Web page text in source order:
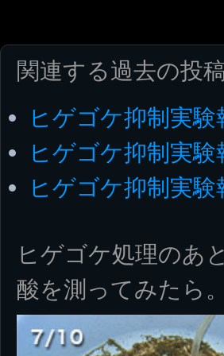
関連する過去の投
ヒゲゴケ抑制実験
ヒゲゴケ抑制実験
ヒゲゴケ抑制実験
ヒゲゴケ処理のあ
酸を測ってみたら。